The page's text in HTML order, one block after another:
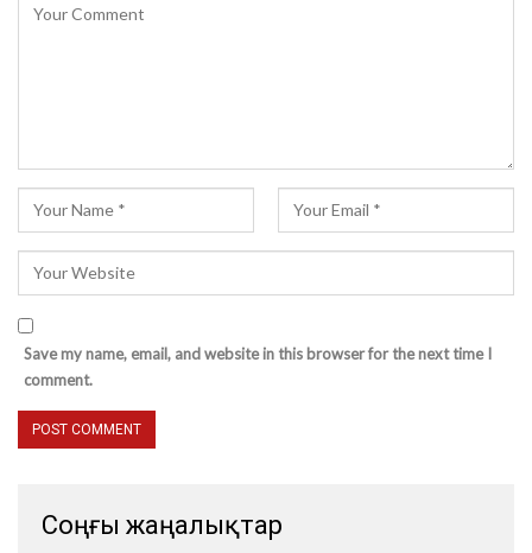
Save my name, email, and website in this browser for the next time I
comment.
Соңғы жаңалықтар